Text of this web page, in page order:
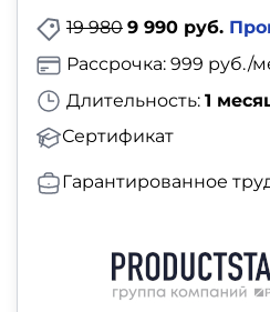
19 980 9 990 руб.
Длительность: 1
Сертификат
Рассрочка: 999 руб./
Гарантированное